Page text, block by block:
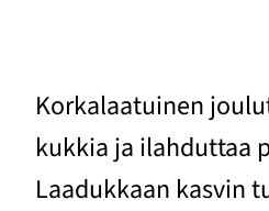
Korkalaatuinen
kukkia ja ilahduttaa
Laadukkaan kasvin